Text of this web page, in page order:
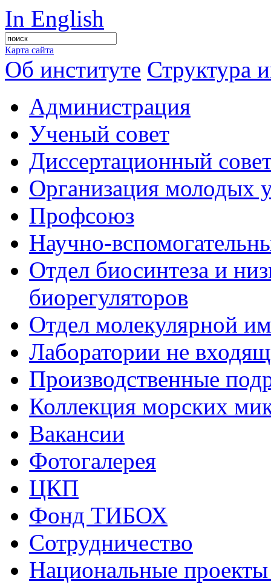
In English
Карта сайта
Об институте Структура
Администрация
Ученый совет
Диссертационный
Организация молодых
Профсоюз
Научно-
Отдел биосинтеза и
биорегуляторов
Отдел молекулярной
Лаборатории не
Производственные
Коллекция морских
Вакансии
Фотогалерея
ЦКП
Фонд ТИБОХ
Сотрудничество
Национальные